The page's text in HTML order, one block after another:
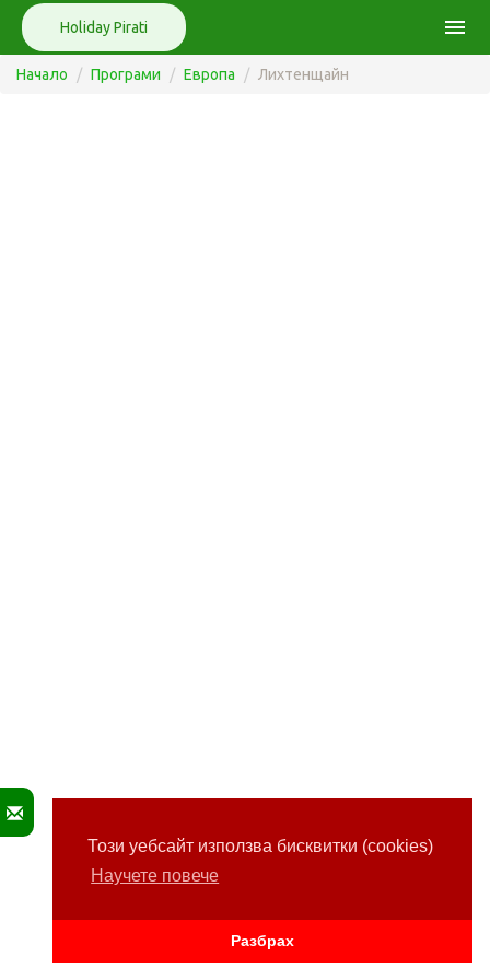
Този уебсайт използва бисквитки (cookies)
Научете повече
Разбрах
Holiday Pirati menu
Начало Програми Европа Лихтенщайн